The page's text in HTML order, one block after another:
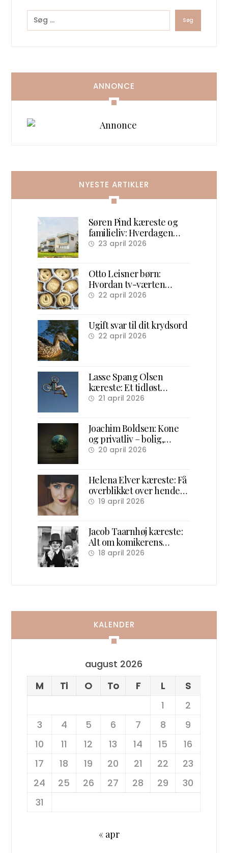
ANNONCE
NYESTE ARTIKLER
Søren Pind kæreste og
familieliv: Hverdagen
efter politik
23 april 2026
Otto Leisner børn:
Hvordan tv-værten
samlede danske børn
22 april 2026
Ugift svar til dit krydsord
22 april 2026
Lasse Spang Olsen
kæreste: Et tidløst
overblik over hans
21 april 2026
Joachim Boldsen: Kone
og privatliv – bolig,
familie og karriere
20 april 2026
Helena Elver kæreste: Få
overblikket over hendes
kærlighedsliv
19 april 2026
Jacob Taarnhøj kæreste:
Alt om komikerens
kærlighedsliv bag scenen
18 april 2026
KALENDER
august 2026
M
Ti O To F L
S
1
2
3
4 5 6 7 8
9
10
11 12 13 14 15
16
17
18 19 20 21 22
23
24
25 26 27 28 29
30
31
« apr